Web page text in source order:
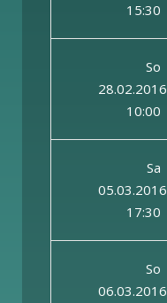
15:30
So
28.02.2016
10:00
Sa
05.03.2016
17:30
So
06.03.2016